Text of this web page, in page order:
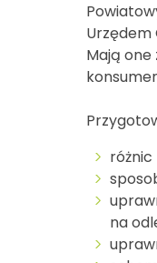
Urzędem
Mają
na